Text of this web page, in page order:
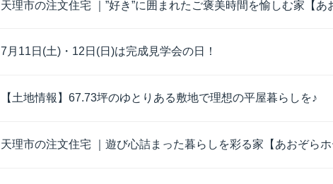
天理市の注文住宅 ｜”好き”に囲まれたご褒美時間を愉しむ家【あ
7月11日(土)・12日(日)は完成見学会の日！
【土地情報】67.73坪のゆとりある敷地で理想の平屋暮らしを♪
天理市の注文住宅 ｜遊び心詰まった暮らしを彩る家【あおぞら